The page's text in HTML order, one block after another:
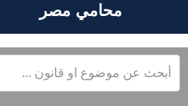
محامي مصر